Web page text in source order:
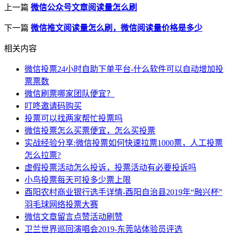
上一篇 微信公众号文章阅读量怎么刷
下一篇 微信推文阅读量怎么刷，微信阅读量价格是多少
相关内容
微信投票24小时自助下单平台-什么软件可以自动增加投
票票数
微信刷票哪家团队便宜？
叮咚邀请码购买
投票可以找两家帮忙投票吗
微信投票怎么买票便宜，怎么买投票
实战经验分享:微信投票如何快速拉票1000票，人工投票
怎么拉票?
虚假投票活动怎么投诉，投票活动有必要投诉吗
小鸟投票每天可投多少票上限
酉阳农村商业银行选手详情-酉阳自治县2019年“融兴杯”
羽毛球网络投票大赛
微信文章留言点赞活动刷赞
卫兰世界巡回演唱会2019-东莞站体验员评选